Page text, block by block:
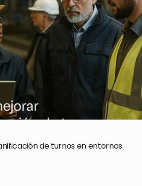
de turnos en entornos